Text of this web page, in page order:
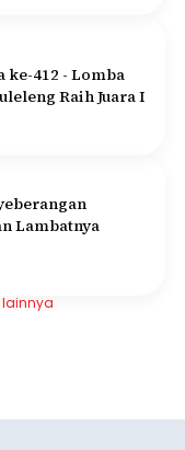
ke-412 - Lomba
Raih Juara I
Lambatnya
lainnya